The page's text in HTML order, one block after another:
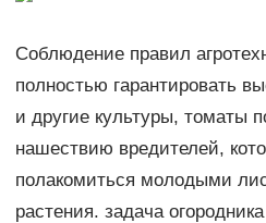
Соблюдение правил
полностью гарантировать
и другие культуры, томаты
нашествию вредителей,
полакомиться молодыми
растения. задача